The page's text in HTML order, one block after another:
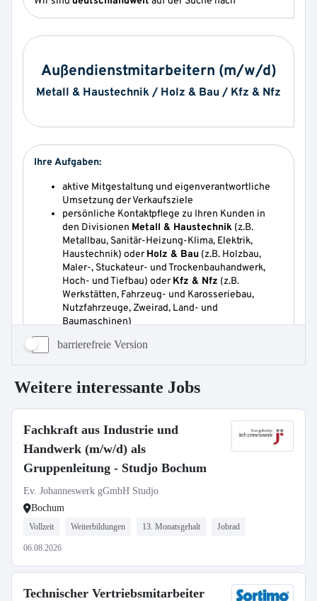
barrierefreie Version
Weitere interessante Jobs
Fachkraft aus Industrie und
Handwerk (m/w/d) als
Gruppenleitung - Studjo Bochum
Ev. Johanneswerk gGmbH Studjo
Bochum
Vollzeit Weiterbildungen 13. Monatsgehalt Jobrad
06.08.2026
Technischer Vertriebsmitarbeiter